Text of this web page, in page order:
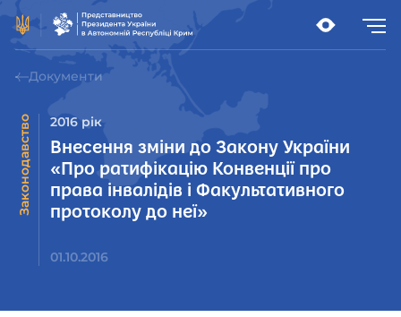
Документи
Законодавство 2016 рік
Внесення зміни до Закону України
«Про ратифікацію Конвенції про
права інвалідів і Факультативного
протоколу до неї»
01.10.2016